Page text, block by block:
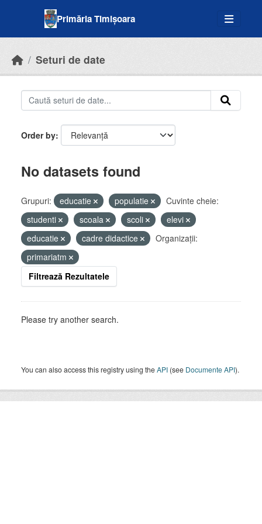
Primăria Timișoara
Seturi de date
Order by
No datasets found
Grupuri: educatie populatie
Cuvinte cheie:
studenti
scoala scoli
elevi
educatie
cadre didactice
Organizații:
primariatm
Filtrează Rezultatele
Please try another search.
You can also access this registry using theAPI (see Documente API).